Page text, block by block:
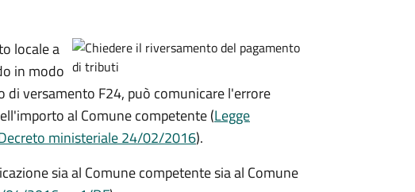
locale a
in modo
di versamento F24, può comunicare l'errore
al Comune competente (Legge
ministeriale 24/02/2016).
sia al Comune competente sia al Comune